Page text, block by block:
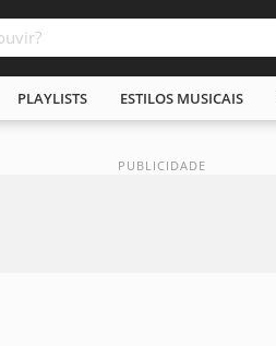
PLAYLISTS ESTILOS MUSICAIS